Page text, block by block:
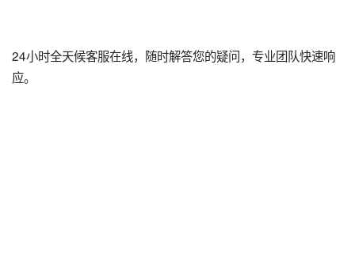
24小时全天候客服在线，随时解答您的疑问，专业团队快速响
应。